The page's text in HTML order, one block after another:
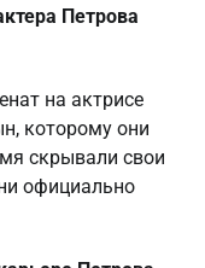
Петрова
на актрисе
которому они
скрывали свои
официально